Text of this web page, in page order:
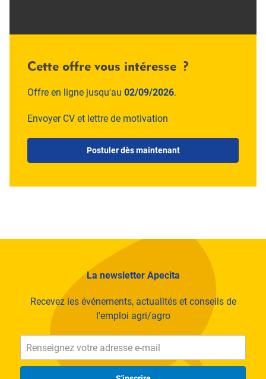
Cette offre vous intéresse ?
Offre en ligne jusqu'au 02/09/2026.
Envoyer CV et lettre de motivation
Postuler dès maintenant
La newsletter Apecita
Recevez les événements, actualités et conseils de
l'emploi agri/agro